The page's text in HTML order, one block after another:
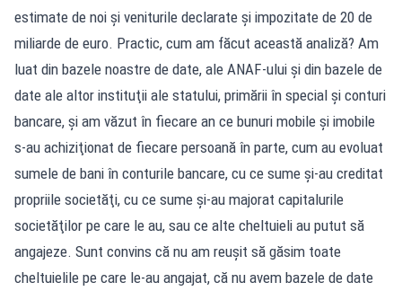
estimate de noi şi veniturile declarate şi impozitate de 20 de
miliarde de euro. Practic, cum am făcut această analiză? Am
luat din bazele noastre de date, ale ANAF-ului şi din bazele de
date ale altor instituţii ale statului, primării în special şi conturi
bancare, şi am văzut în fiecare an ce bunuri mobile şi imobile
s-au achiziţionat de fiecare persoană în parte, cum au evoluat
sumele de bani în conturile bancare, cu ce sume şi-au creditat
propriile societăţi, cu ce sume şi-au majorat capitalurile
societăţilor pe care le au, sau ce alte cheltuieli au putut să
angajeze. Sunt convins că nu am reuşit să găsim toate
cheltuielile pe care le-au angajat, că nu avem bazele de date